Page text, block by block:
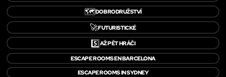
🗺️DOBRODRUŽSTVÍ
🚀FUTURISTICKÉ
5️⃣AŽ PĚT HRÁČI
ESCAPE ROOMS EN BARCELONA
ESCAPE ROOMS IN SYDNEY